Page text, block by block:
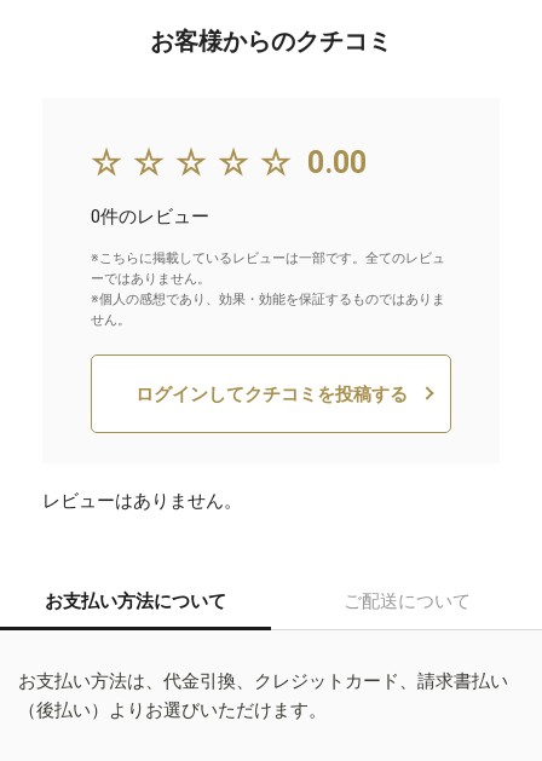
お客様からのクチコミ
☆☆☆☆☆ 0.00
0件のレビュー
※こちらに掲載しているレビューは一部です。全てのレビュ
ーではありません。
※個人の感想であり、効果・効能を保証するものではありま
せん。
ログインしてクチコミを投稿する
レビューはありません。
お支払い方法について ご配送について
お支払い方法は、代金引換、クレジットカード、請求書払い
（後払い）よりお選びいただけます。